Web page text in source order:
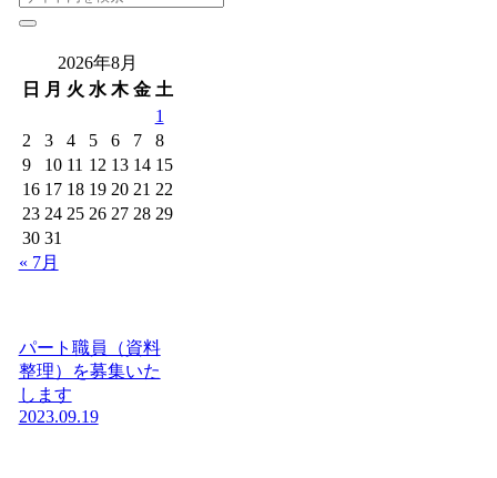
2026年8月
日
月 火 水 木 金 土
1
2
3 4 5 6 7
8
9
10 11 12 13 14 15
16 17 18 19 20 21 22
23 24 25 26 27 28 29
30 31
« 7月
パート職員（資料
整理）を募集いた
します
2023.09.19